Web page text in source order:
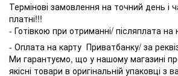
Термінові замовлення на точний день і
платні!!!
- Готівкою при отриманні/ післяплата на
- Оплата на карту Приватбанку/ за
Ми гарантуємо, що у нашому магазині
якісні товари в оригінальній упаковці з